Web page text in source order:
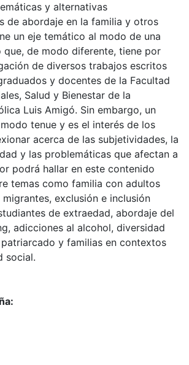
y alternativas
de abordaje en la familia y otros
un eje temático al modo de una
que, de modo diferente, tiene por
de diversos trabajos escritos
y docentes de la Facultad
Salud y Bienestar de la
Luis Amigó. Sin embargo, un
tenue y es el interés de los
acerca de las subjetividades, la
y las problemáticas que afectan a
podrá hallar en este contenido
temas como familia con adultos
exclusión e inclusión
de extraedad, abordaje del
adicciones al alcohol, diversidad
y familias en contextos
social.